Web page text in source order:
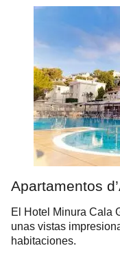
Apartamentos
El Hotel Minura Cala
unas vistas
habitaciones.